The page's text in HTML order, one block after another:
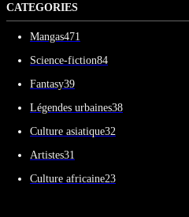
CATEGORIES
Mangas471
Science-fiction84
Fantasy39
Légendes urbaines38
Culture asiatique32
Artistes31
Culture africaine23